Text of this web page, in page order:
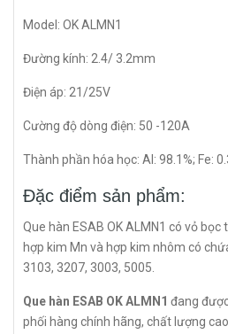
Model: OK ALMN1
Đường kính: 2.4/ 3.2mm
Điện áp: 21/25V
Cường độ dòng điện: 50 -120A
Thành phần hóa học: Al: 98.1%; Fe:
Đặc điểm sản phẩm:
Que hàn ESAB OK ALMN1 có vỏ
hợp kim Mn và hợp kim nhôm có
3103, 3207, 3003, 5005.
Que hàn ESAB OK ALMN1 đang
phối hàng chính hãng, chất lượng